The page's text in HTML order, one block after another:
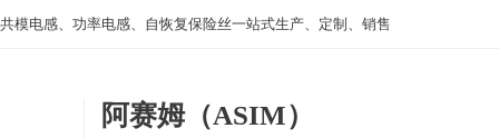
共模电感、功率电感、自恢复保险丝一站式生产、定制、销售
阿赛姆（ASIM）